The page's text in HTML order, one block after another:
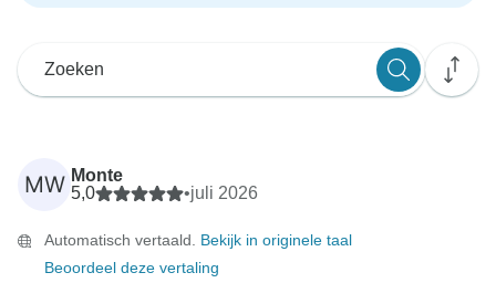
MW Monte
5,0
•juli 2026
Automatisch vertaald. Bekijk in originele taal
Beoordeel deze vertaling